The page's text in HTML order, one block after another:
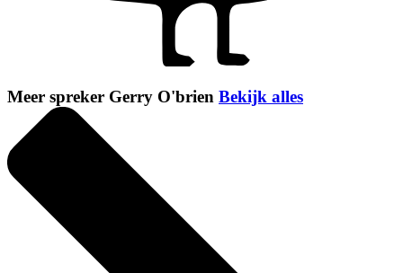
Meer spreker Gerry O'brien Bekijk alles